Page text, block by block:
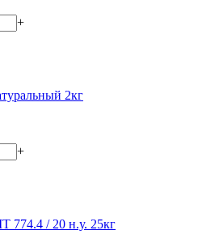
+
2кг
+
774.4 / 20 н.у. 25кг